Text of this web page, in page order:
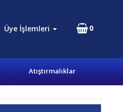
Üye İşlemleri 0
Atıştırmalıklar